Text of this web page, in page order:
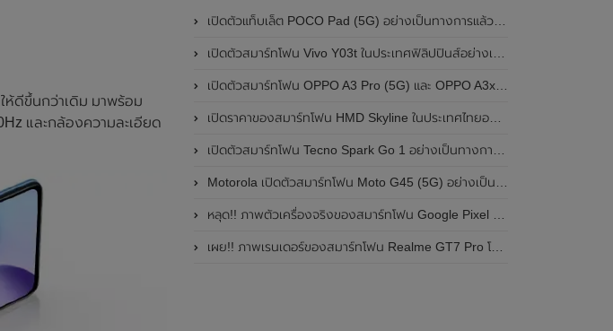
ห้ดีขึ้นกว่าเดิม มาพร้อม
และกล้องความละเอียด
เปิดตัวแท็บเล็ต POCO Pad (5G) อย่างเป็นทางการแล้วในประเทศอินเดีย มาพร้อมชิปเซ็ต Snapdragon 7s Gen 2 ของ Qualcomm และรองรับเครือข่าย 5G
เปิดตัวสมาร์ทโฟน Vivo Y03t ในประเทศฟิลิปปินส์อย่างเป็นทางการแล้ว มาพร้อมชิปเซ็ต Unisoc T612 , กล้องหลัง ความละเอียด 13MP , แบตเตอรี่ 5,000mAh และหน้าจอแสดงผล LCD / 90Hz
เปิดตัวสมาร์ทโฟน OPPO A3 Pro (5G) และ OPPO A3x ในประเทศไทยอย่างเป็นทางการแล้ว ในราคาเริ่มต้นเพียง 3,999 บาท
เปิดราคาของสมาร์ทโฟน HMD Skyline ในประเทศไทยอย่างเป็นทางการแล้ว ราคา 14,990 บาท
เปิดตัวสมาร์ทโฟน Tecno Spark Go 1 อย่างเป็นทางการแล้ว มาพร้อมหน้าจอแสดงผล LCD / 120Hz , แบตเตอรี่ 5,000mAh และใช้ชิปเซ็ต Unisoc
Motorola เปิดตัวสมาร์ทโฟน Moto G45 (5G) อย่างเป็นทางการแล้วในอินเดีย
หลุด!! ภาพตัวเครื่องจริงของสมาร์ทโฟน Google Pixel 9a โชว์ดีไซน์ใหม่ กล้องหลังแบนราบ ไม่มีกรอบของกล้องแล้ว
เผย!! ภาพเรนเดอร์ของสมาร์ทโฟน Realme GT7 Pro โชว์ให้เห็นดีไซน์ใหม่ พร้อมเผยรายละเอียดสเปกที่สำคัญบางส่วน